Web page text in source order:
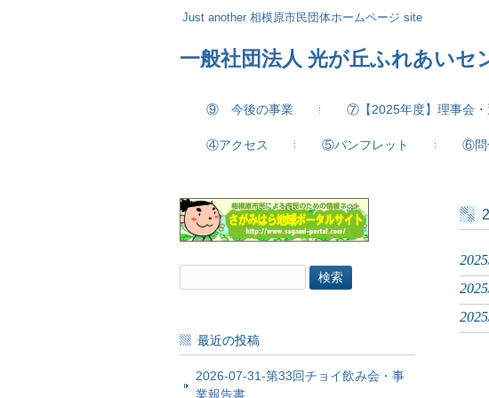
Just another 相模原市民団体ホームページ site
一般社団法人 光が丘ふれあいセ
⑨ 今後の事業 ⑦【2025年度】理事会・
④アクセス ⑤パンフレット ⑥問
索:
最近の投稿
2026-07-31-第33回チョイ飲み会・事
業報告書